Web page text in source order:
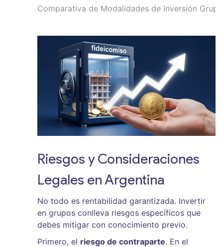
Comparativa de Modalidades de Inversión
Riesgos y Consideraciones
Legales en Argentina
No todo es rentabilidad garantizada. Invertir
en grupos conlleva riesgos específicos que
debes mitigar con conocimiento previo.
Primero, el riesgo de contraparte. En el